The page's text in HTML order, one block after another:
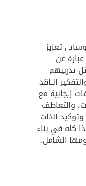
تعزيز
عن
تدريبهم
الناقد
إيجابية مع
والتعاطف
الذات
كله في بناء
الشامل.